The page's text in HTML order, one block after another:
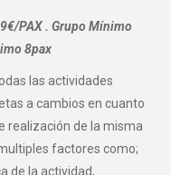
PAX . Grupo Mínimo
8pax
las actividades
a cambios en cuanto
realización de la misma
factores como;
de la actividad,